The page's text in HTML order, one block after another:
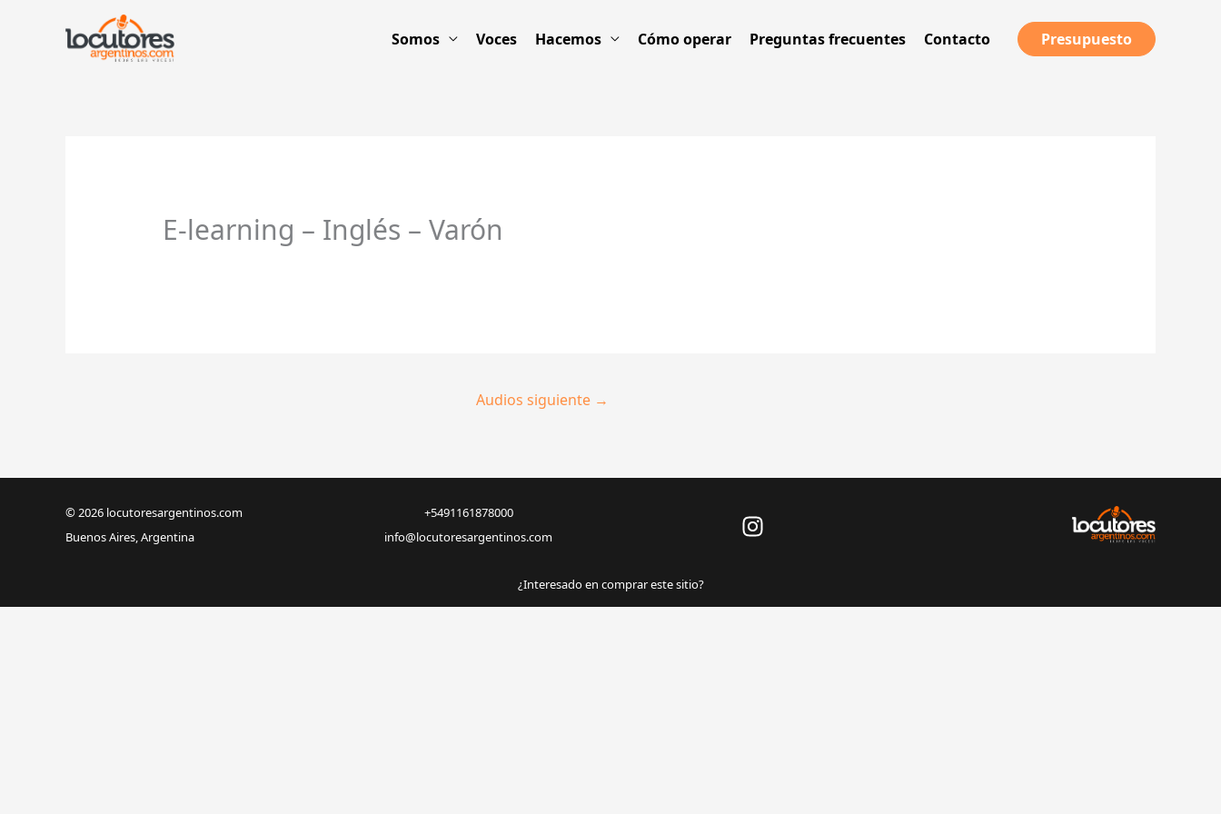
Somos Voces Hacemos Cómo operar Preguntas frecuentes Contacto Presupuesto
E-learning – Inglés – Varón
Audios siguiente →
© 2026 locutoresargentinos.com
Buenos Aires, Argentina
+5491161878000
info@locutoresargentinos.com
¿Interesado en comprar este sitio?